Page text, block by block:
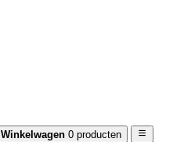
Winkelwagen 0 producten